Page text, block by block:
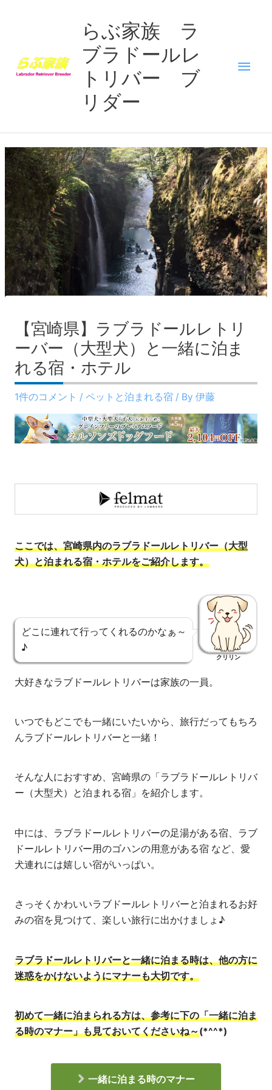
らぶ家族 ラ
ブラドールレ
トリバー ブ
リダー
ュ
ー
【宮崎県】ラブラドールレトリ
ーバー（大型犬）と一緒に泊ま
れる宿・ホテル
1件のコメント / ペットと泊まれる宿 / By 伊藤
ここでは、宮崎県内のラブラドールレトリバー（大型
犬）と泊まれる宿・ホテルをご紹介します。
どこに連れて行ってくれるのかなぁ～
♪
クリリン
大好きなラブドールレトリバーは家族の一員。
いつでもどこでも一緒にいたいから、旅行だってもちろ
んラブドールレトリバーと一緒！
そんな人におすすめ、宮崎県の「ラブラドールレトリバ
ー（大型犬）と泊まれる宿」を紹介します。
中には、ラブラドールレトリバーの足湯がある宿、ラブ
ドールレトリバー用のゴハンの用意がある宿 など、愛
犬連れには嬉しい宿がいっぱい。
さっそくかわいいラブドールレトリバーと泊まれるお好
みの宿を見つけて、楽しい旅行に出かけましょ♪
ラブラドールレトリバーと一緒に泊まる時は、他の方に
迷惑をかけないようにマナーも大切です。
初めて一緒に泊まられる方は、参考に下の「一緒に泊ま
る時のマナー」も見ておいてくださいね～(*^^*)
一緒に泊まる時のマナー